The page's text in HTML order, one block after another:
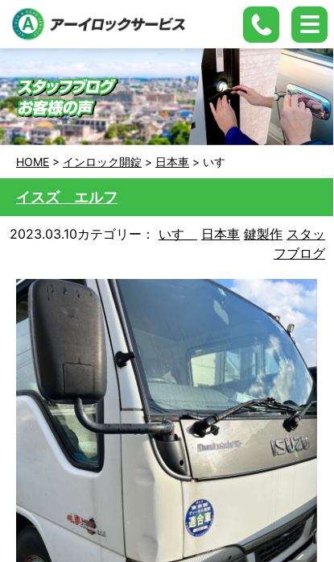
HOME > インロック開錠 > 日本車 > いすゞ
イスズ エルフ
2023.03.10カテゴリー： いすゞ 日本車 鍵製作 スタッ
フブログ